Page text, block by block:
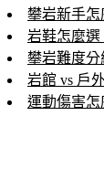
攀岩新手
岩鞋怎麼
攀岩難度
岩館 vs 戶
運動傷害怎